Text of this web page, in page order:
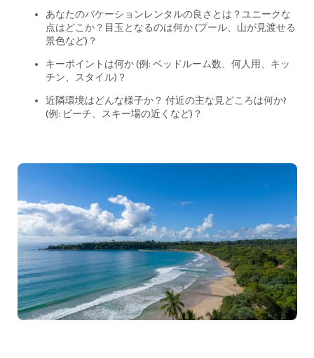
あなたのバケーションレンタルの良さとは？ユニークな
点はどこか？目玉となるのは何か (プール、山が見渡せる
景色など)？
キーポイントは何か (例: ベッドルーム数、何人用、キッ
チン、スタイル)？
近隣環境はどんな様子か？ 付近の主な見どころは何か?
(例: ビーチ、スキー場の近くなど)？